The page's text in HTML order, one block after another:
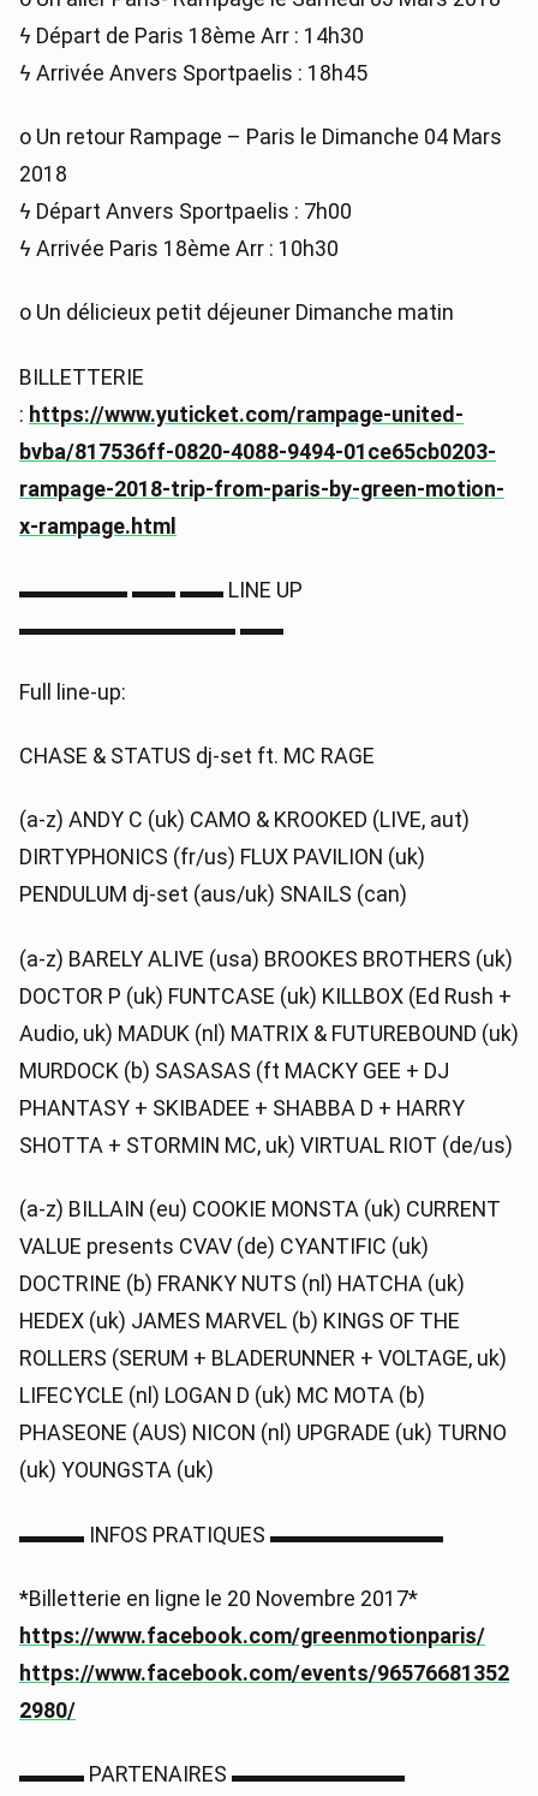
ϟ Départ de Paris 18ème Arr : 14h30
ϟ Arrivée Anvers Sportpaelis : 18h45
o Un retour Rampage – Paris le Dimanche 04 Mars
2018
ϟ Départ Anvers Sportpaelis : 7h00
ϟ Arrivée Paris 18ème Arr : 10h30
o Un délicieux petit déjeuner Dimanche matin
BILLETTERIE
: https://www.yuticket.com/rampage-united-
bvba/817536ff-0820-4088-9494-01ce65cb0203-
rampage-2018-trip-from-paris-by-green-motion-
x-rampage.html
▬▬▬▬▬ ▬▬ ▬▬ LINE UP
▬▬▬▬▬▬▬▬▬▬ ▬▬
Full line-up:
CHASE & STATUS dj-set ft. MC RAGE
(a-z) ANDY C (uk) CAMO & KROOKED (LIVE, aut)
DIRTYPHONICS (fr/us) FLUX PAVILION (uk)
PENDULUM dj-set (aus/uk) SNAILS (can)
(a-z) BARELY ALIVE (usa) BROOKES BROTHERS (uk)
DOCTOR P (uk) FUNTCASE (uk) KILLBOX (Ed Rush +
Audio, uk) MADUK (nl) MATRIX & FUTUREBOUND (uk)
MURDOCK (b) SASASAS (ft MACKY GEE + DJ
PHANTASY + SKIBADEE + SHABBA D + HARRY
SHOTTA + STORMIN MC, uk) VIRTUAL RIOT (de/us)
(a-z) BILLAIN (eu) COOKIE MONSTA (uk) CURRENT
VALUE presents CVAV (de) CYANTIFIC (uk)
DOCTRINE (b) FRANKY NUTS (nl) HATCHA (uk)
HEDEX (uk) JAMES MARVEL (b) KINGS OF THE
ROLLERS (SERUM + BLADERUNNER + VOLTAGE, uk)
LIFECYCLE (nl) LOGAN D (uk) MC MOTA (b)
PHASEONE (AUS) NICON (nl) UPGRADE (uk) TURNO
(uk) YOUNGSTA (uk)
▬▬▬ INFOS PRATIQUES ▬▬▬▬▬▬▬▬
*Billetterie en ligne le 20 Novembre 2017*
https://www.facebook.com/greenmotionparis/
https://www.facebook.com/events/96576681352
2980/
▬▬▬ PARTENAIRES ▬▬▬▬▬▬▬▬